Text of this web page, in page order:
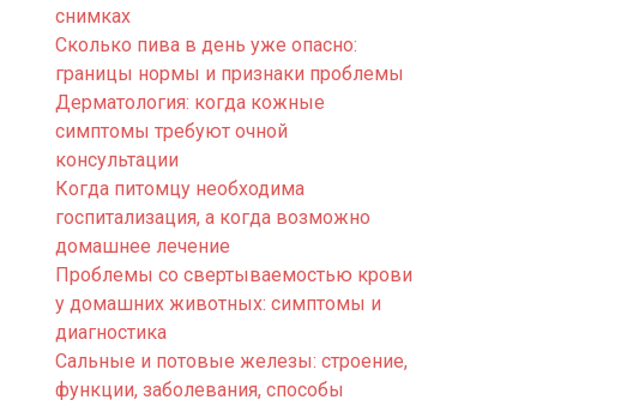
снимках
Сколько пива в день уже опасно:
границы нормы и признаки проблемы
Дерматология: когда кожные
симптомы требуют очной
консультации
Когда питомцу необходима
госпитализация, а когда возможно
домашнее лечение
Проблемы со свертываемостью крови
у домашних животных: симптомы и
диагностика
Сальные и потовые железы: строение,
функции, заболевания, способы